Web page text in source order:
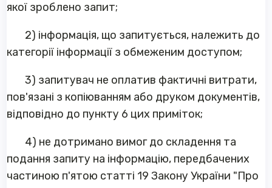
якої зроблено запит;
2) інформація, що запитується, належить до
категорії інформації з обмеженим доступом;
3) запитувач не оплатив фактичні витрати,
пов'язані з копіюванням або друком документів,
відповідно до пункту 6 цих приміток;
4) не дотримано вимог до складення та
подання запиту на інформацію, передбачених
частиною п'ятою статті 19 Закону України "Про